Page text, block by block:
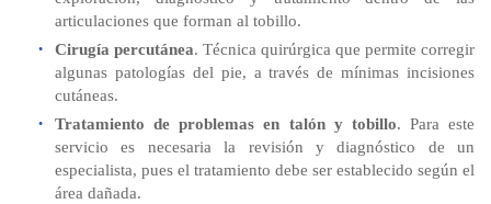
articulaciones que forman al tobillo.
Cirugía percutánea. Técnica quirúrgica que permite corregir
algunas patologías del pie, a través de mínimas incisiones
cutáneas.
Tratamiento de problemas en talón y tobillo. Para este
servicio es necesaria la revisión y diagnóstico de un
especialista, pues el tratamiento debe ser establecido según el
área dañada.